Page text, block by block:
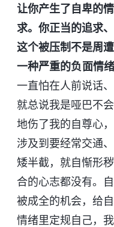
让你产生了自卑的
求。你正当的追求
这个被压制不是周
一种严重的负面情
一直怕在人前说话
就总说我是哑巴不
地伤了我的自尊心
涉及到要经常交通
矮半截，就自惭形
合的心志都没有。
被成全的机会，给
情绪里定规自己，